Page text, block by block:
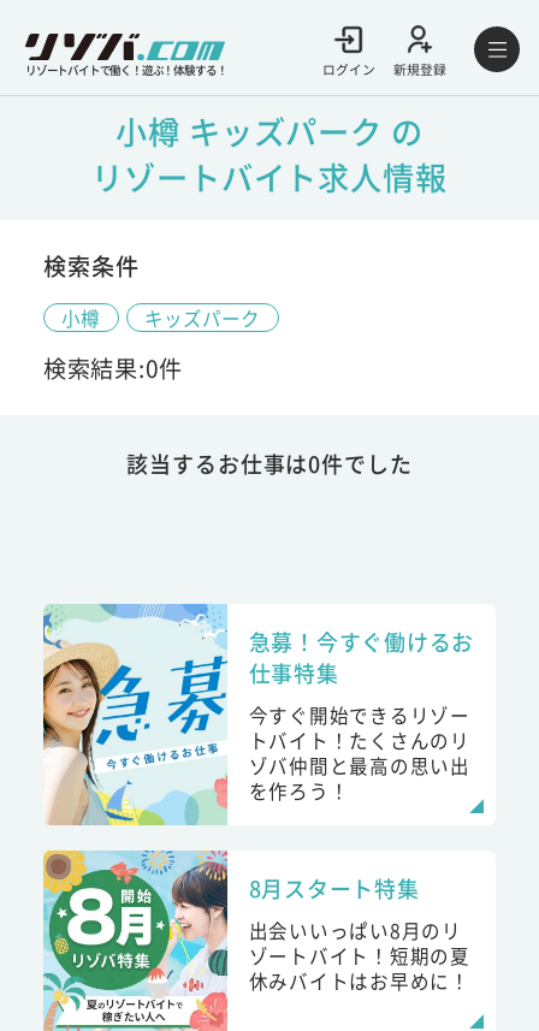
リゾートバイトで働く！遊ぶ！体験する！ ログイン 新規登録
小樽 キッズパーク の
リゾートバイト求人情報
検索条件
小樽 キッズパーク
検索結果:0件
該当するお仕事は0件でした
急募！今すぐ働けるお
仕事特集
今すぐ開始できるリゾー
トバイト！たくさんのリ
ゾバ仲間と最高の思い出
を作ろう！
8月スタート特集
出会いいっぱい8月のリ
ゾートバイト！短期の夏
休みバイトはお早めに！